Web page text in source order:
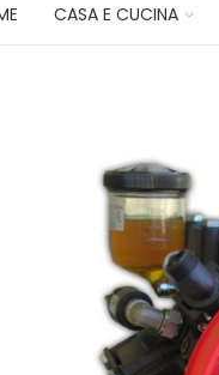
CASA E CUCINA